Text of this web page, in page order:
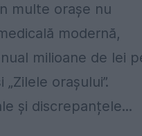
multe orașe nu
modernă,
milioane de lei
orașului”.
și discrepanțele...